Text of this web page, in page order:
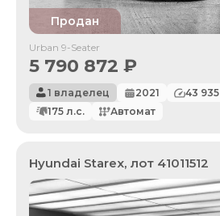
Продан
Urban 9-Seater
5 790 872 ₽
1 владелец 2021 43 935
175 л.с. Автомат
Hyundai Starex, лот 41011512